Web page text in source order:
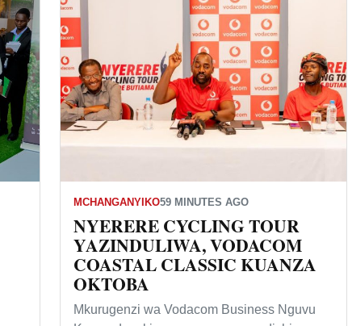
MCHANGANYIKO59 MINUTES AGO
NYERERE CYCLING TOUR
YAZINDULIWA, VODACOM
COASTAL CLASSIC KUANZA
OKTOBA
Mkurugenzi wa Vodacom Business Nguvu